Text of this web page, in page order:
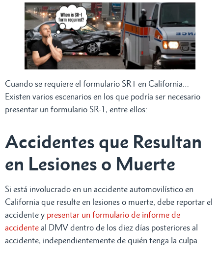
Cuando se requiere el formulario SR1 en California…
Existen varios escenarios en los que podría ser necesario
presentar un formulario SR-1, entre ellos:
Accidentes que Resultan
en Lesiones o Muerte
Si está involucrado en un accidente automovilístico en
California que resulte en lesiones o muerte, debe reportar el
accidente y presentar un formulario de informe de
accidente al DMV dentro de los diez días posteriores al
accidente, independientemente de quién tenga la culpa.